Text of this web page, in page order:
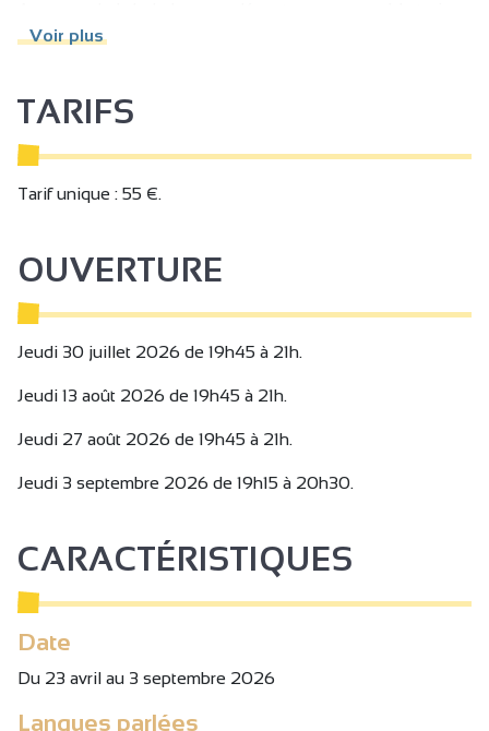
vins (Crozes-Hermitage, Saint-Joseph et Hermitage),
jus de fruit local sera proposé.
Construit de manière éco-responsable et doté de deux
terrasses à l'avant et à l'arrière, "Canotiers" offre un
Voir plus
TARIFS
Tarif unique : 55 €.
OUVERTURE
Jeudi 30 juillet 2026 de 19h45 à 21h.
Jeudi 13 août 2026 de 19h45 à 21h.
Jeudi 27 août 2026 de 19h45 à 21h.
Jeudi 3 septembre 2026 de 19h15 à 20h30.
CARACTÉRISTIQUES
Date
Du 23 avril au 3 septembre 2026
Langues parlées